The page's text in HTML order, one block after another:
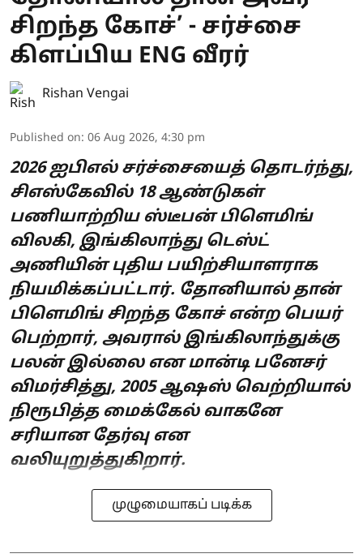
சிறந்த கோச்’ - சர்ச்சை
கிளப்பிய ENG வீரர்
Rishan Vengai
Published on: 06 Aug 2026, 4:30 pm
2026 ஐபிஎல் சர்ச்சையைத் தொடர்ந்து,
சிஎஸ்கேவில் 18 ஆண்டுகள்
பணியாற்றிய ஸ்டீபன் பிளெமிங்
விலகி, இங்கிலாந்து டெஸ்ட்
அணியின் புதிய பயிற்சியாளராக
நியமிக்கப்பட்டார். தோனியால் தான்
பிளெமிங் சிறந்த கோச் என்ற பெயர்
பெற்றார், அவரால் இங்கிலாந்துக்கு
பலன் இல்லை என மான்டி பனேசர்
விமர்சித்து, 2005 ஆஷஸ் வெற்றியால்
நிரூபித்த மைக்கேல் வாகனே
சரியான தேர்வு என
வலியுறுத்துகிறார்.
முழுமையாகப் படிக்க